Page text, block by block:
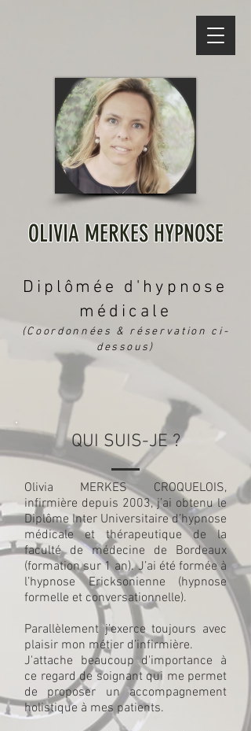
OLIVIA MERKES HYPNOSE
Diplômée d'hypnose
médicale
(Coordonnées & réservation ci-
dessous)
QUI SUIS-JE ?
Olivia MERKES CROQUELOIS,
infirmière depuis 2003, j’ai obtenu le
Diplôme Inter Universitaire d’hypnose
médicale et thérapeutique de la
faculté de médecine de Bordeaux
(formation sur 1 an). J’ai été formée à
l’hypnose Ericksonienne (hypnose
formelle et conversationnelle).
Parallèlement j’exerce toujours avec
plaisir mon métier d’infirmière.
J'attache beaucoup d'importance à
ce regard de soignant qui me permet
de proposer un accompagnement
holistique à mes patients.